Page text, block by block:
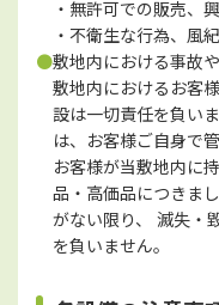
・無許可での販売、
・不衛生な行為、風
●敷地内における事故
敷地内におけるお客
設は一切責任を負い
は、お客様ご自身で
お客様が当敷地内に
品・高価品につきま
がない限り、 滅失・
を負いません。